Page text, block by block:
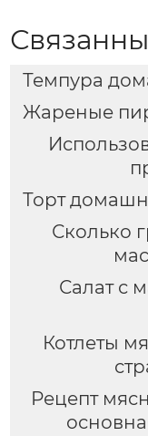
Темпура
Жареные
Торт
Сколько
Салат с
Котлеты
Рецепт